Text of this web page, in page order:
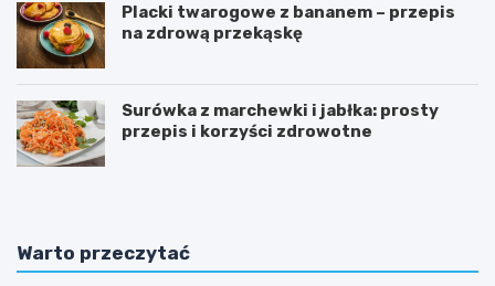
Placki twarogowe z bananem – przepis
na zdrową przekąskę
Surówka z marchewki i jabłka: prosty
przepis i korzyści zdrowotne
Warto przeczytać